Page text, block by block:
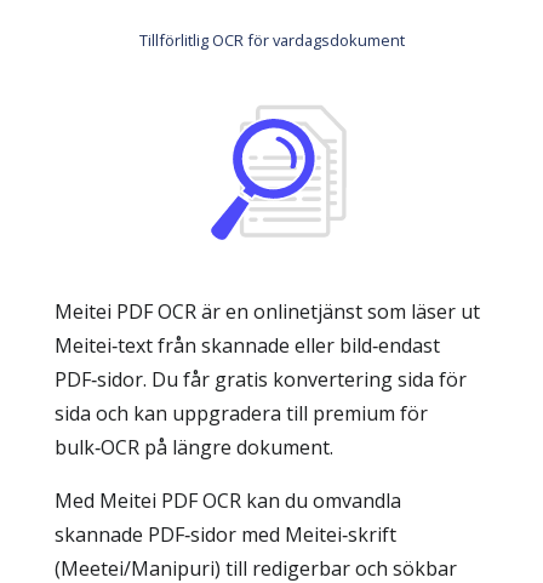
Tillförlitlig OCR för vardagsdokument
Meitei PDF OCR är en onlinetjänst som läser ut
Meitei‑text från skannade eller bild‑endast
PDF‑sidor. Du får gratis konvertering sida för
sida och kan uppgradera till premium för
bulk‑OCR på längre dokument.
Med Meitei PDF OCR kan du omvandla
skannade PDF‑sidor med Meitei‑skrift
(Meetei/Manipuri) till redigerbar och sökbar